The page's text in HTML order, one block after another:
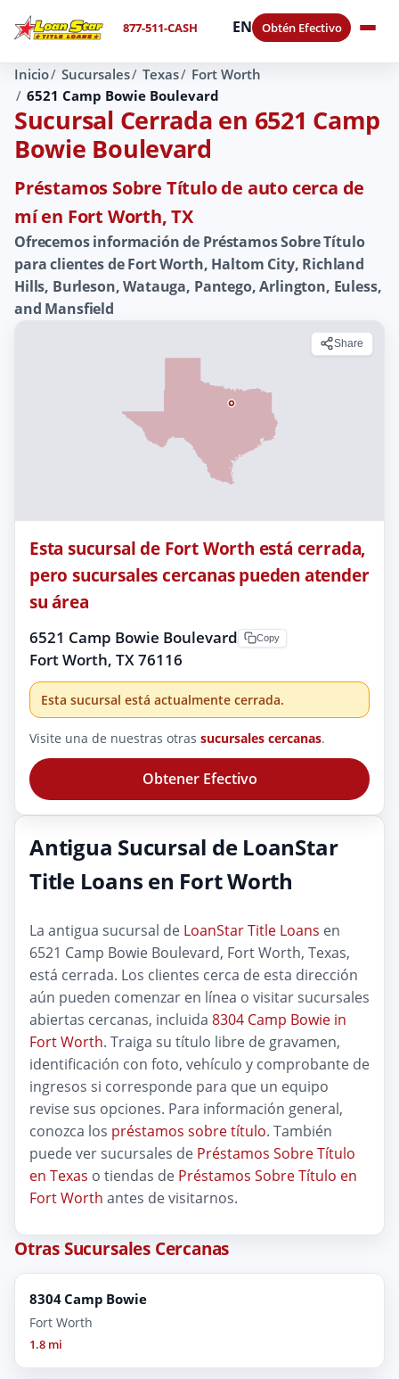
877-511-CASH EN Obtén Efectivo
Inicio Sucursales Texas
Fort Worth
6521 Camp Bowie Boulevard
Sucursal Cerrada en 6521 Camp
Bowie Boulevard
Préstamos Sobre Título de auto cerca de
mí en Fort Worth, TX
Ofrecemos información de Préstamos Sobre Título
para clientes de Fort Worth, Haltom City, Richland
Hills, Burleson, Watauga, Pantego, Arlington, Euless,
and Mansfield
Share
Esta sucursal de Fort Worth está cerrada,
pero sucursales cercanas pueden atender
su área
6521 Camp Bowie Boulevard
Fort Worth, TX 76116
Copy
Esta sucursal está actualmente cerrada.
Visite una de nuestras otras sucursales cercanas.
Obtener Efectivo
Antigua Sucursal de LoanStar
Title Loans en Fort Worth
La antigua sucursal de LoanStar Title Loans en
6521 Camp Bowie Boulevard, Fort Worth, Texas,
está cerrada. Los clientes cerca de esta dirección
aún pueden comenzar en línea o visitar sucursales
abiertas cercanas, incluida 8304 Camp Bowie in
Fort Worth. Traiga su título libre de gravamen,
identificación con foto, vehículo y comprobante de
ingresos si corresponde para que un equipo
revise sus opciones. Para información general,
conozca los préstamos sobre título. También
puede ver sucursales de Préstamos Sobre Título
en Texas o tiendas de Préstamos Sobre Título en
Fort Worth antes de visitarnos.
Otras Sucursales Cercanas
8304 Camp Bowie
Fort Worth
1.8 mi